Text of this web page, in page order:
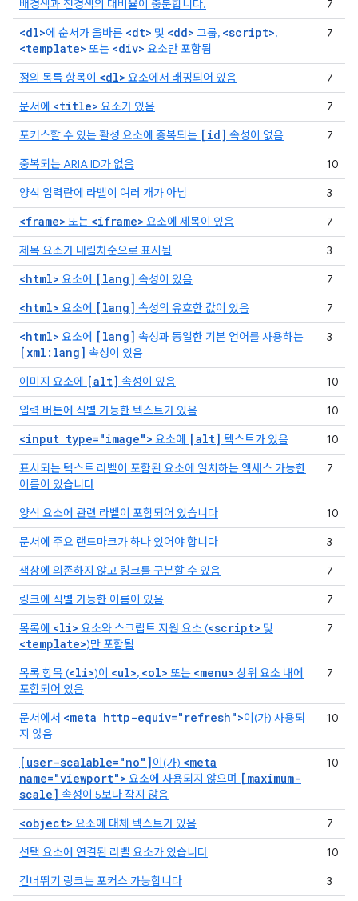
배경색과 전경색의 대비율이 충분합니다. 7
<dl>에 순서가 올바른 <dt> 및 <dd> 그룹, <script>,
<template> 또는 <div> 요소만 포함됨
7
정의 목록 항목이 <dl> 요소에서 래핑되어 있음
7
문서에 <title> 요소가 있음
7
포커스할 수 있는 활성 요소에 중복되는 [id] 속성이 없음
7
중복되는 ARIA ID가 없음
10
양식 입력란에 라벨이 여러 개가 아님
3
<frame> 또는 <iframe> 요소에 제목이 있음
7
제목 요소가 내림차순으로 표시됨
3
<html> 요소에 [lang] 속성이 있음 7
<html> 요소에 [lang] 속성의 유효한 값이 있음 7
<html> 요소에 [lang] 속성과 동일한 기본 언어를 사용하는
[xml:lang] 속성이 있음
3
이미지 요소에 [alt] 속성이 있음
10
입력 버튼에 식별 가능한 텍스트가 있음
10
<input type="image"> 요소에 [alt] 텍스트가 있음
10
표시되는 텍스트 라벨이 포함된 요소에 일치하는 액세스 가능한
이름이 있습니다
7
양식 요소에 관련 라벨이 포함되어 있습니다
10
문서에 주요 랜드마크가 하나 있어야 합니다
3
색상에 의존하지 않고 링크를 구분할 수 있음
7
링크에 식별 가능한 이름이 있음
7
목록에 <li> 요소와 스크립트 지원 요소 (<script> 및
<template>)만 포함됨
7
목록 항목 (<li>)이 <ul>, <ol> 또는 <menu> 상위 요소 내에
포함되어 있음
7
문서에서 <meta http-equiv="refresh">이(가) 사용되
지 않음
10
[user-scalable="no"]이(가) <meta
name="viewport"> 요소에 사용되지 않으며 [maximum-
scale] 속성이 5보다 작지 않음
10
<object> 요소에 대체 텍스트가 있음
7
선택 요소에 연결된 라벨 요소가 있습니다
10
건너뛰기 링크는 포커스 가능합니다
3